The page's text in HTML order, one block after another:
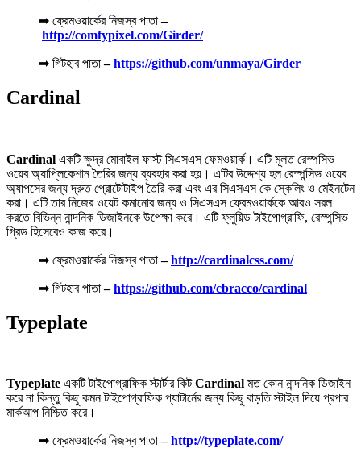
➡ ফ্রেমওয়ার্কের নিজস্ব পাতা–
http://comfypixel.com/Girder/
➡ গিটহাব পাতা–https://github.com/unmaya/Girder
Cardinal
Cardinal একটি ক্ষুদ্র মোবাইল ফাস্ট সিএসএস ফেমওয়ার্ক। এটি মূলত রেস্পসিভ
ওয়েব অ্যাপ্লিকেশান তৈরির জন্য ব্যবহার করা হয়। এটির উদ্দেশ্য হল রেস্পন্সিভ ওয়েব
অ্যাপসের জন্য দ্রুত প্রোটোটাইপ তৈরি করা এবং এর সিএসএস কে স্কেলিং ও মেইনটেন
করা। এটি তার নিজের ওয়েট কমানোর জন্য ও সিএসএস ফ্রেমওয়ার্ককে আরও সরল
করতে বিভিন্ন নান্দনিক ডিজাইনকে উপেক্ষা করে। এটি ফ্লুয়িড টাইপোগ্রাফি, রেস্পন্সিভ
গ্রিড হিসেবেও কাজ করে।
➡ ফ্রেমওয়ার্কের নিজস্ব পাতা–http://cardinalcss.com/
➡ গিটহাব পাতা–https://github.com/cbracco/cardinal
Typeplate
Typeplate একটি টাইপোগ্রাফিক স্টার্টার কিটCardinal মত কোন নান্দনিক ডিজাইন
করে না কিন্তু কিছু কমন টাইপোগ্রাফিক প্যাটার্নের জন্য কিছু বাড়তি স্টাইল দিয়ে প্রপার
মার্কআপ নিশ্চিত করে।
➡ ফ্রেমওয়ার্কের নিজস্ব পাতা–http://typeplate.com/